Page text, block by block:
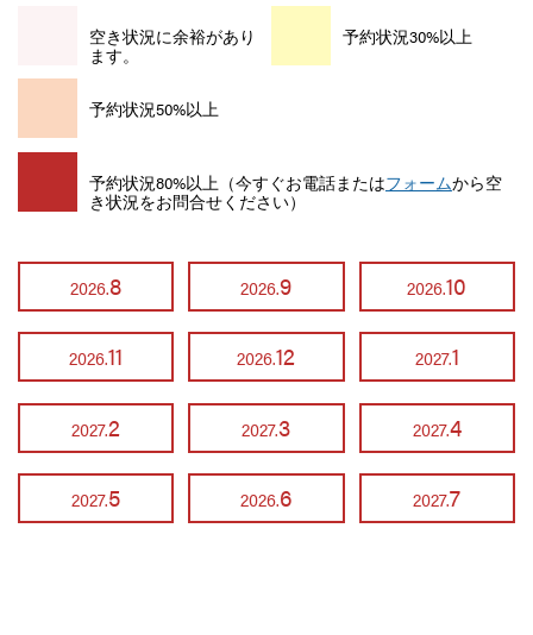
空き状況に余裕があり
ます。
予約状況30%以上
予約状況50%以上
予約状況80%以上（今すぐお電話またはフォームから空
き状況をお問合せください）
2026.8 2026.9 2026.10
2026.11 2026.12 2027.1
2027.2 2027.3 2027.4
2027.5 2026.6 2027.7